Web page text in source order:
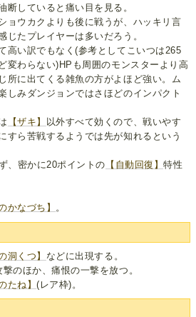
断していると痛い目を見る。
ョウカクよりも後に戦うが、ハッキリ言
じたプレイヤーは多いだろう。
高い訳でもなく(参考としてこいつは265
変わらない)HPも周囲のモンスターより高
所に出てくる雑魚の方がよほど強い。ム
しみダンジョンではさほどのインパクト
【ザキ】
以外すべて効くので、戦いやす
すら苦戦するようでは先が知れるという
、密かに20ポイントの 【自動回復】特性
かなづち】 。
洞くつ】 などに出現する。
のほか、痛恨の一撃を放つ。
たね】(レア枠)。